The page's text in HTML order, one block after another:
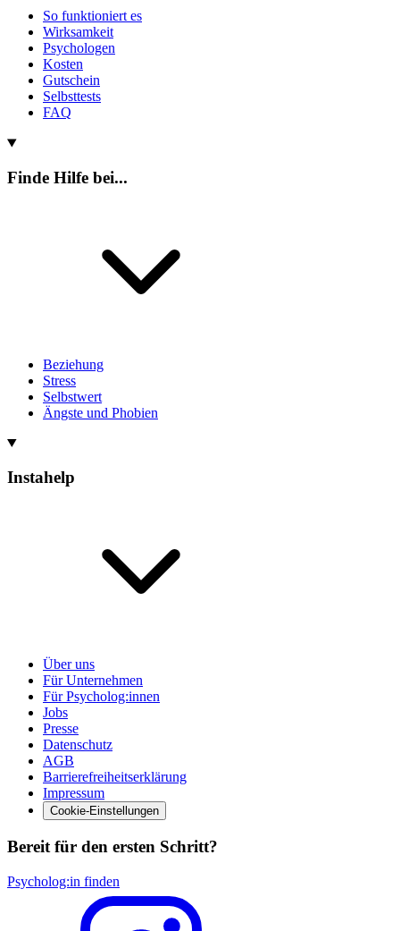
So funktioniert es
Wirksamkeit
Psychologen
Kosten
Gutschein
Selbsttests
FAQ
Finde Hilfe bei...
Beziehung
Stress
Selbstwert
Ängste und Phobien
Instahelp
Über uns
Für Unternehmen
Für Psycholog:innen
Jobs
Presse
Datenschutz
AGB
Barrierefreiheitserklärung
Impressum
Cookie-Einstellungen
Bereit für den ersten Schritt?
Psycholog:in finden